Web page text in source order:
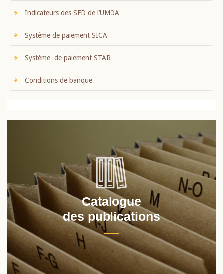
Indicateurs des SFD de l’UMOA
Système de paiement SICA
Système de paiement STAR
Conditions de banque
Catalogue
des publications